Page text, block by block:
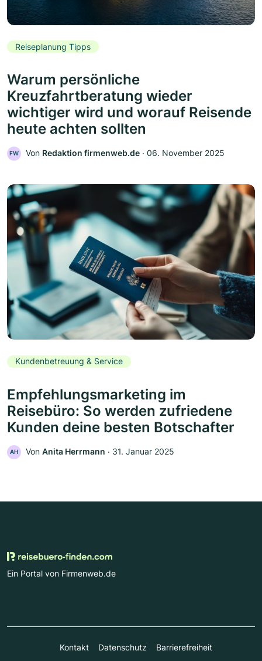
Reiseplanung Tipps
Warum persönliche
Kreuzfahrtberatung wieder
wichtiger wird und worauf Reisende
heute achten sollten
FW Von Redaktion firmenweb.de ‧ 06. November 2025
Kundenbetreuung & Service
Empfehlungsmarketing im
Reisebüro: So werden zufriedene
Kunden deine besten Botschafter
AH Von Anita Herrmann ‧ 31. Januar 2025
Ein Portal von Firmenweb.de
Kontakt Datenschutz
Barrierefreiheit